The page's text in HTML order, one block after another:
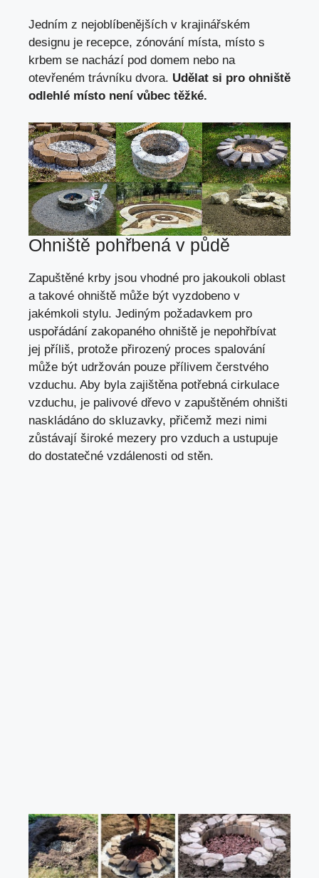
Jedním z nejoblíbenějších v krajinářském
designu je recepce, zónování místa, místo s
krbem se nachází pod domem nebo na
otevřeném trávníku dvora. Udělat si pro ohniště
odlehlé místo není vůbec těžké.
Ohniště pohřbená v půdě
Zapuštěné krby jsou vhodné pro jakoukoli oblast
a takové ohniště může být vyzdobeno v
jakémkoli stylu. Jediným požadavkem pro
uspořádání zakopaného ohniště je nepohřbívat
jej příliš, protože přirozený proces spalování
může být udržován pouze přílivem čerstvého
vzduchu. Aby byla zajištěna potřebná cirkulace
vzduchu, je palivové dřevo v zapuštěném ohništi
naskládáno do skluzavky, přičemž mezi nimi
zůstávají široké mezery pro vzduch a ustupuje
do dostatečné vzdálenosti od stěn.